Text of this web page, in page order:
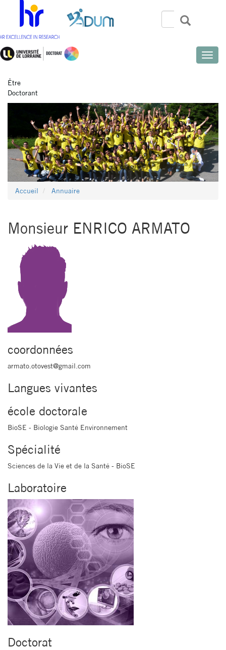
contenu
principal
Search
Rechercher
Toggle
Être
Doctorant
Accueil Annuaire
Monsieur ENRICO ARMATO
coordonnées
armato.otovest@gmail.com
Langues vivantes
école doctorale
BioSE - Biologie Santé Environnement
Spécialité
Sciences de la Vie et de la Santé - BioSE
Laboratoire
Doctorat